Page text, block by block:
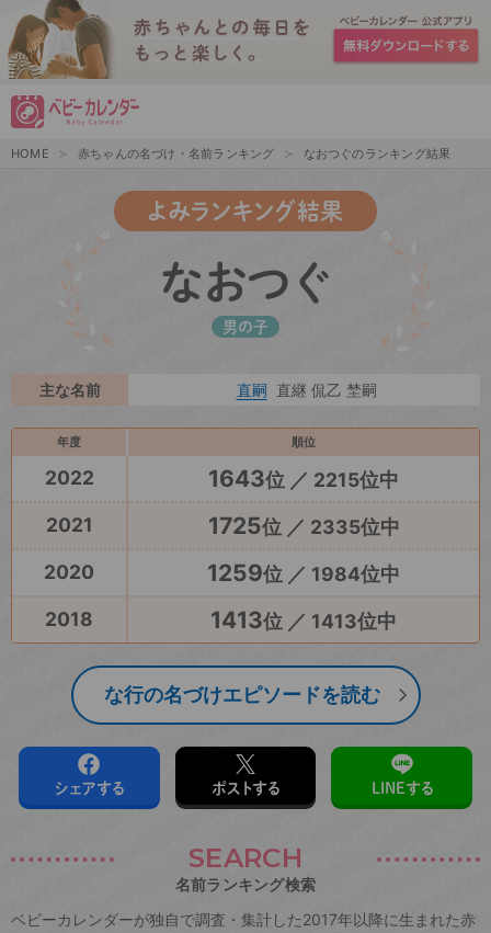
HOME 赤ちゃんの名づけ・名前ランキング なおつぐのランキング結果
よみランキング結果
なおつぐ
男の子
主な名前 直嗣 直継 侃乙 埜嗣
年度 順位
2022 1643位 ／ 2215位中
2021
1725位 ／ 2335位中
2020
1259位 ／ 1984位中
2018
1413位 ／ 1413位中
な行の名づけエピソードを読む
シェアする ポストする LINEする
SEARCH
名前ランキング検索
ベビーカレンダーが独自で調査・集計した2017年以降に生まれた赤